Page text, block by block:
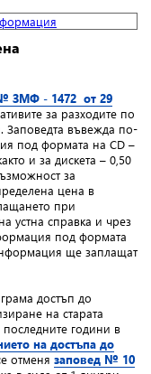
ЗМФ - 1472 от 29
за разходите по
Заповедта въвежда по-
под формата на CD –
и за дискета – 0,50
за
цена в
при
устна справка и чрез
под формата
ще заплащат
достъп до
на старата
години в
на достъпа до
отменя заповед № 10